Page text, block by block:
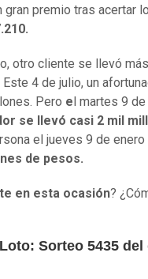
gran premio tras acertar
otro cliente se llevó
4 de julio, un
Pero e l martes 9
se llevó casi 2 mil
el jueves 9 de enero
de pesos.
en esta ocasión?
Sorteo 5435